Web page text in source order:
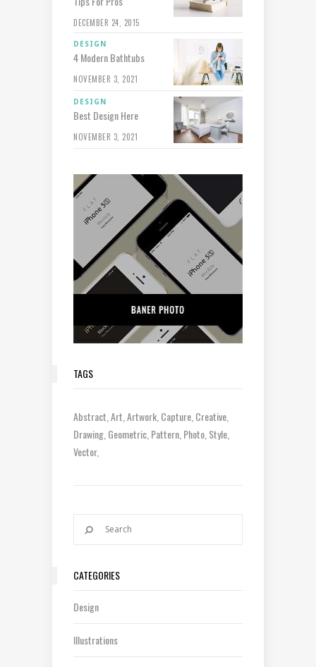
DECEMBER 24, 2015
DESIGN
4 Modern Bathtubs
NOVEMBER 3, 2021
DESIGN
Best Design Here
NOVEMBER 3, 2021
TAGS
Abstract Art Artwork Capture Creative
Drawing Geometric Pattern Photo Style
Vector
CATEGORIES
Design
Illustrations